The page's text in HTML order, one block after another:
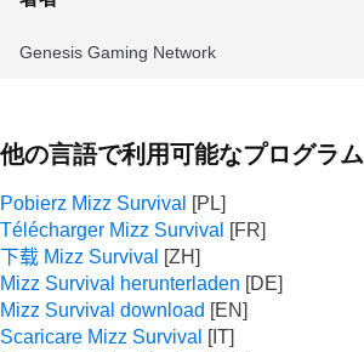
Genesis Gaming Network
他の言語で利用可能なプログラム
Pobierz Mizz Survival
Télécharger Mizz Survival
下载 Mizz Survival
Mizz Survival herunterladen
Mizz Survival download
Scaricare Mizz Survival